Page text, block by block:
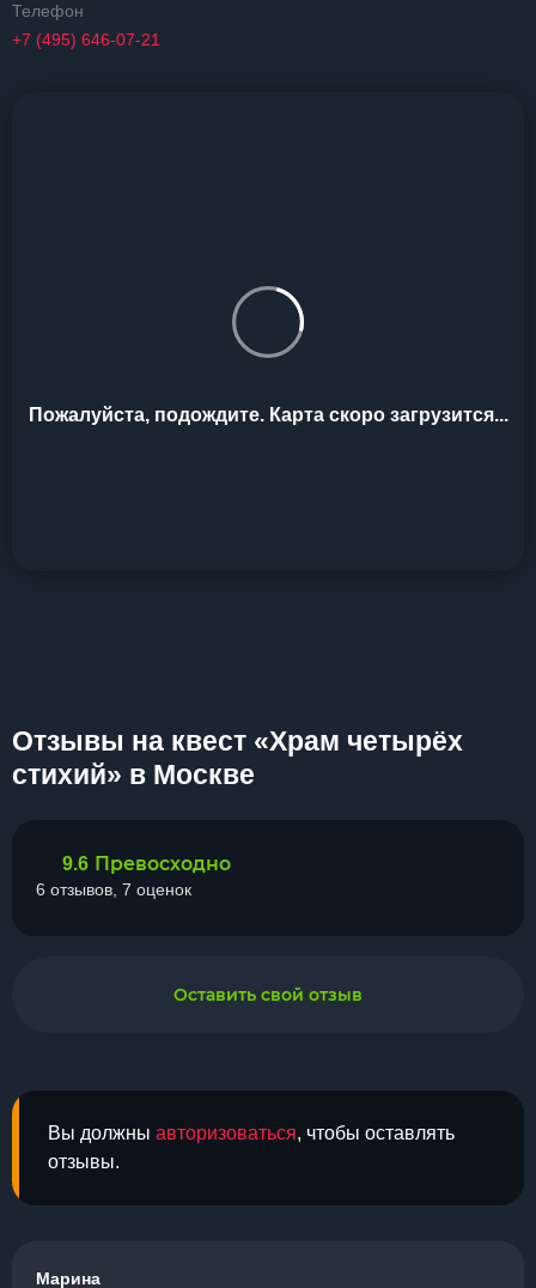
Телефон
+7 (495) 646-07-21
Пожалуйста, подождите. Карта скоро загрузится...
Отзывы на квест «Храм четырёх
стихий» в Москве
Вы должны авторизоваться, чтобы оставлять
отзывы.
Марина
9.6 Превосходно
6 отзывов, 7 оценок
Оставить свой отзыв